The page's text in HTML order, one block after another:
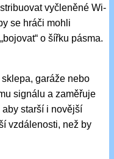
vyčleněné Wi-
se hráči mohli
o šířku pásma.
garáže nebo
signálu a zaměřuje
starší i novější
vzdálenosti, než by